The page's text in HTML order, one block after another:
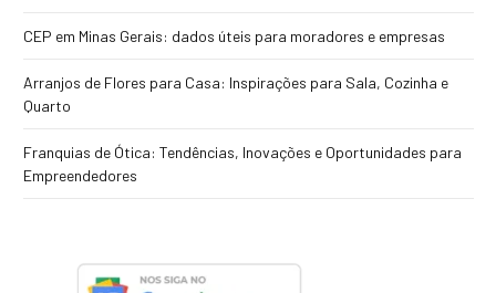
CEP em Minas Gerais: dados úteis para moradores e empresas
Arranjos de Flores para Casa: Inspirações para Sala, Cozinha e
Quarto
Franquias de Ótica: Tendências, Inovações e Oportunidades para
Empreendedores